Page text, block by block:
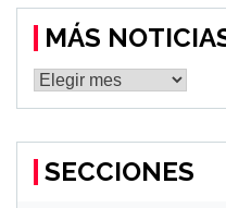
MÁS
MÁS
NOTICIAS
SECCIONES